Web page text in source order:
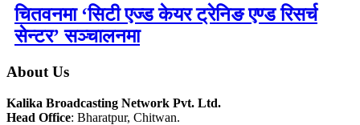
चितवनमा ‘सिटी एज्ड केयर ट्रेनिङ एण्ड रिसर्च
सेन्टर’ सञ्चालनमा
About Us
Kalika Broadcasting Network Pvt. Ltd.
Head Office: Bharatpur, Chitwan.